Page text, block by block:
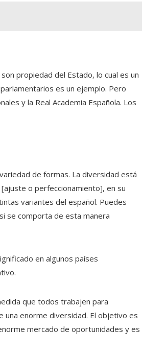
propiedad del Estado, lo cual es un
es un ejemplo. Pero
y la Real Academia Española. Los
de formas. La diversidad está
[ajuste o perfeccionamiento], en su
variantes del español. Puedes
se comporta de esta manera
en algunos países
que todos trabajen para
enorme diversidad. El objetivo es
mercado de oportunidades y es